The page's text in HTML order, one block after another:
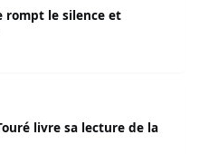
rompt le silence et
livre sa lecture de la